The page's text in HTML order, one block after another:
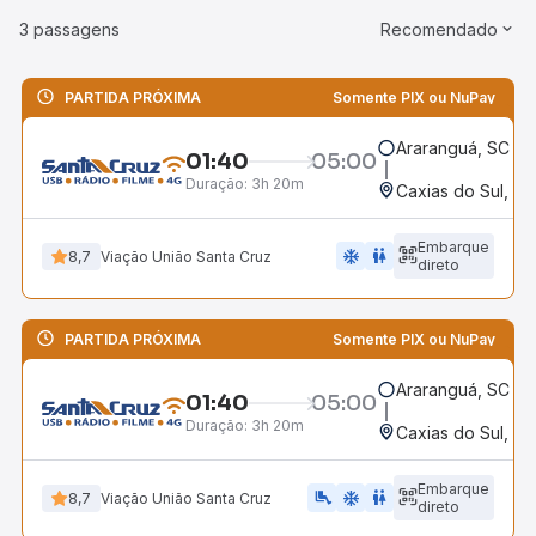
3 passagens Recomendado
PARTIDA PRÓXIMA Somente PIX ou NuPay
01:40 05:00
Duração: 3h 20m
Araranguá, SC
Caxias do Sul, RS
8,7 Viação União Santa Cruz ac_unit wc
Embarque
direto
PARTIDA PRÓXIMA Somente PIX ou NuPay
01:40 05:00
Duração: 3h 20m
Araranguá, SC
Caxias do Sul, RS
8,7 Viação União Santa Cruz airline_seat_legroom_extra ac_unit wc
Embarque
direto